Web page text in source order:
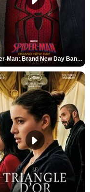
Spider-Man: Brand New Day Bande-annonce VO STFR